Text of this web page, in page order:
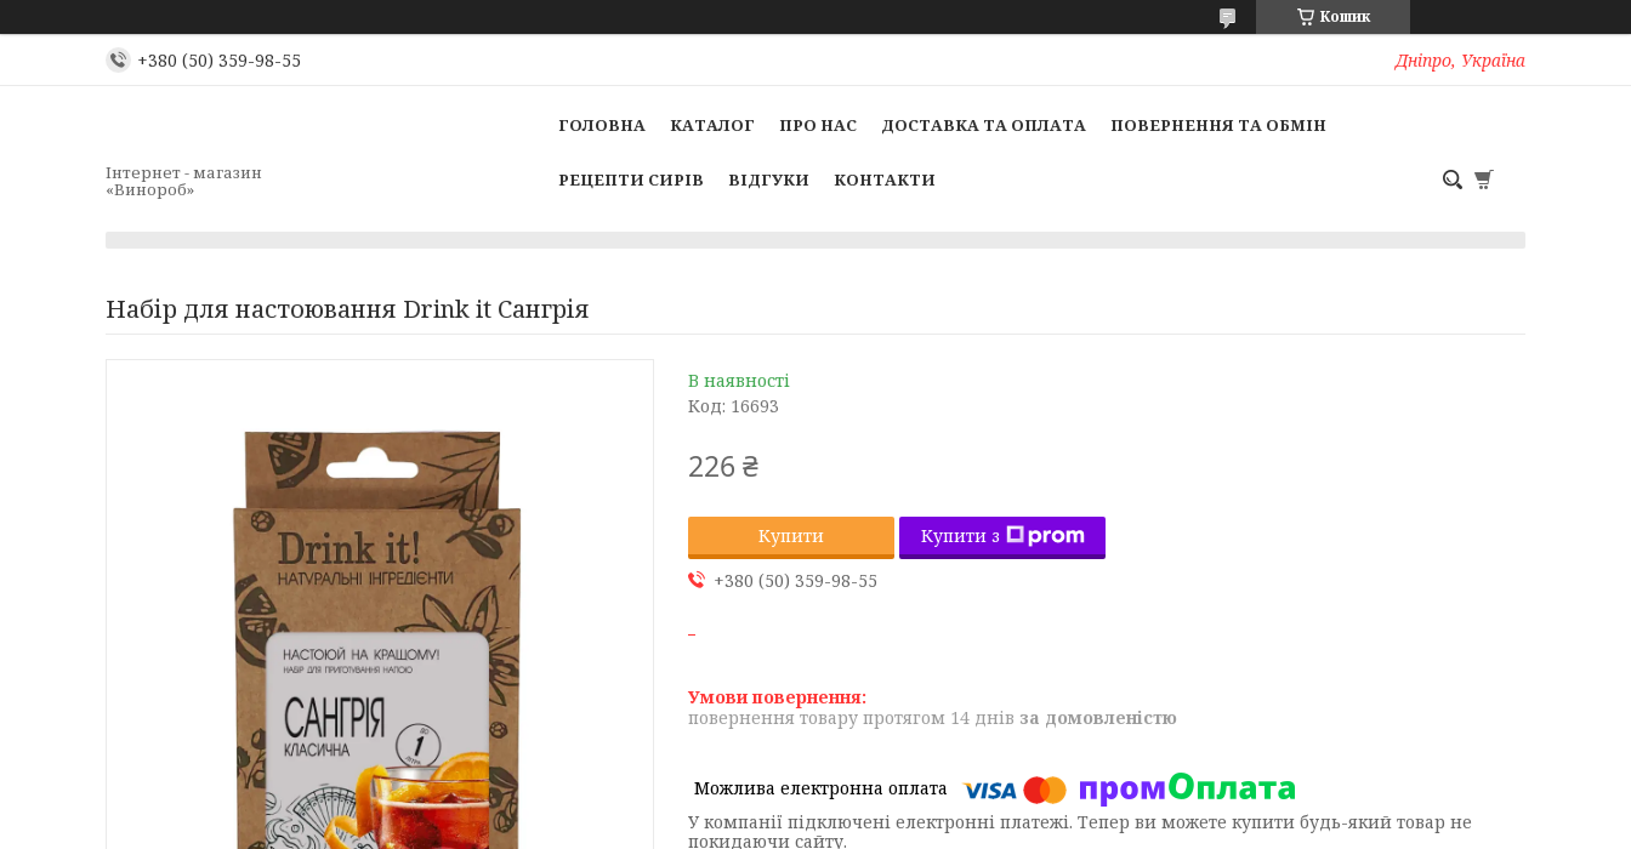
Кошик
+380 (50) 359-98-55 Дніпро, Україна
Інтернет - магазин
«Винороб»
ГОЛОВНА КАТАЛОГ ПРО НАС ДОСТАВКА ТА ОПЛАТА ПОВЕРНЕННЯ ТА ОБМІН
РЕЦЕПТИ СИРІВ ВІДГУКИ КОНТАКТИ
Набір для настоювання Drink it Сангрія
В наявності
Код: 16693
226 ₴
Купити
Купити з
+380 (50) 359-98-55
повернення товару протягом 14 днів за домовленістю
У компанії підключені електронні платежі. Тепер ви можете купити будь-який товар не
покидаючи сайту.